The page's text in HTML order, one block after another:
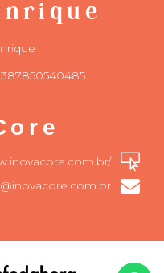

